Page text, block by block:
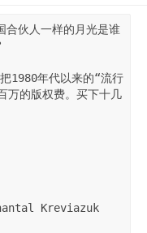
合伙人一样的月光是谁
1980年代以来的“流行
万的版权费。买下十几
Kreviazuk